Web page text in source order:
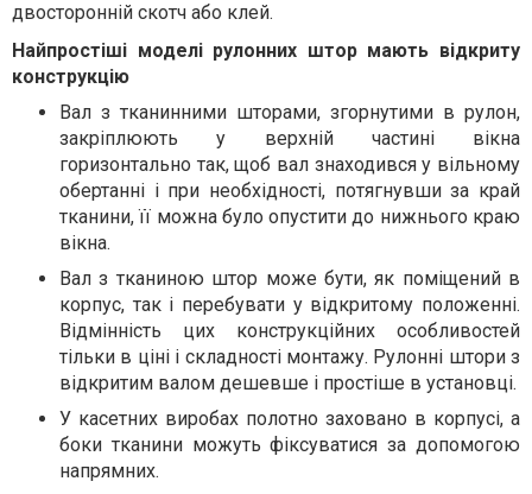
двосторонній скотч або клей.
Найпростіші моделі рулонних штор мають відкриту
конструкцію
Вал з тканинними шторами, згорнутими в рулон,
закріплюють у верхній частині вікна
горизонтально так, щоб вал знаходився у вільному
обертанні і при необхідності, потягнувши за край
тканини, її можна було опустити до нижнього краю
вікна.
Вал з тканиною штор може бути, як поміщений в
корпус, так і перебувати у відкритому положенні.
Відмінність цих конструкційних особливостей
тільки в ціні і складності монтажу. Рулонні штори з
відкритим валом дешевше і простіше в установці.
У касетних виробах полотно заховано в корпусі, а
боки тканини можуть фіксуватися за допомогою
напрямних.